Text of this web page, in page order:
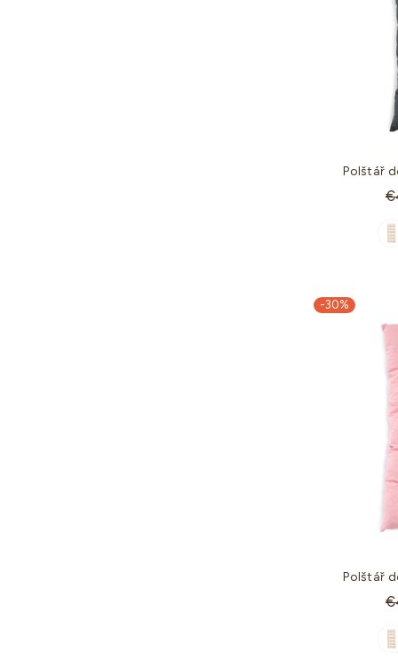
Polštář
-30%
Polštář